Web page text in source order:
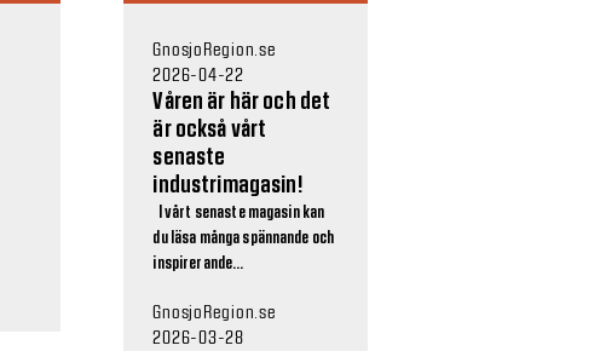
GnosjoRegion.se
2026-04-22
Våren är här och det
är också vårt
senaste
industrimagasin!
I vårt senaste magasin kan
du läsa många spännande och
inspirerande...
GnosjoRegion.se
2026-03-28